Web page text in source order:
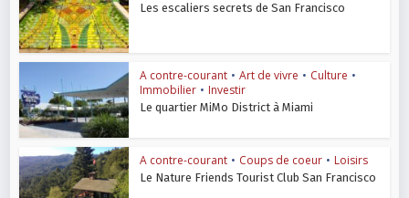
Les escaliers secrets de San Francisco
A contre-courant • Art de vivre • Culture •
Immobilier • Investir
Le quartier MiMo District à Miami
A contre-courant • Coups de coeur • Loisirs
Le Nature Friends Tourist Club San Francisco